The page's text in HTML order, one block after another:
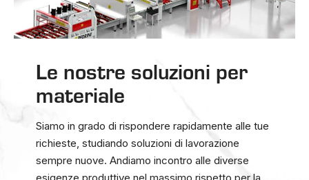
Le nostre soluzioni per
materiale
Siamo in grado di rispondere rapidamente alle tue
richieste, studiando soluzioni di lavorazione
sempre nuove. Andiamo incontro alle diverse